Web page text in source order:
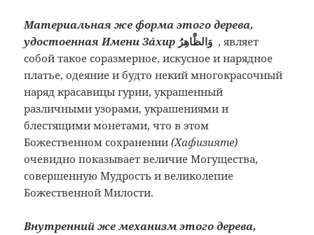
Материальная же форма этого дерева,
удостоенная Имени Зáхир وَالظَّاهِرُ ,являет
собой такое соразмерное, искусное и нарядное
платье, одеяние и будто некий многокрасочный
наряд красавицы гурии, украшенный
различными узорами, украшениями и
блестящими монетами, что в этом
Божественном сохранении(Хафизияте)
очевидно показывает величие Могущества,
совершенную Мудрость и великолепие
Божественной Милости.
Внутренний же механизм этого дерева,